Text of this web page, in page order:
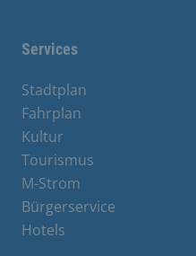
Services
Stadtplan
Fahrplan
Kultur
Tourismus
M-Strom
Bürgerservice
Hotels